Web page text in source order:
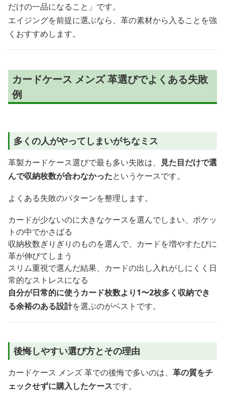
だけの一品になること」です。
エイジングを前提に選ぶなら、革の素材から入ることを強
くおすすめします。
カードケース メンズ 革選びでよくある失敗
例
多くの人がやってしまいがちなミス
革製カードケース選びで最も多い失敗は、
見た目だけで選
んで収納枚数が合わなかったというケースです。
よくある失敗のパターンを整理します。
カードが少ないのに大きなケースを選んでしまい、ポケッ
トの中でかさばる
収納枚数ぎりぎりのものを選んで、カードを増やすたびに
革が伸びてしまう
スリム重視で選んだ結果、カードの出し入れがしにくく日
常的なストレスになる
自分が日常的に使うカード枚数より1〜2枚多く収納でき
る余裕のある設計を選ぶのがベストです。
後悔しやすい選び方とその理由
カードケース メンズ 革での後悔で多いのは、 革の質をチ
ェックせずに購入したケースです。